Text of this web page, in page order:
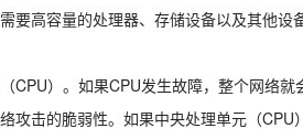
要高容量的处理器、存储设备以及其他设
）。如果CPU发生故障，整个网络就
攻击的脆弱性。如果中央处理单元（